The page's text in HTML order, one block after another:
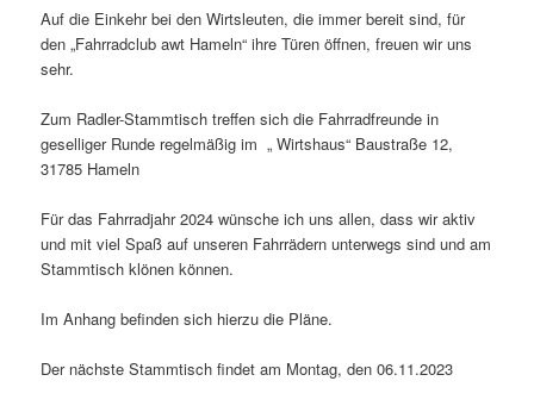
Auf die Einkehr bei den Wirtsleuten, die immer bereit sind, für
den „Fahrradclub awt Hameln“ ihre Türen öffnen, freuen wir uns
sehr.
Zum Radler-Stammtisch treffen sich die Fahrradfreunde in
geselliger Runde regelmäßig im „ Wirtshaus“ Baustraße 12,
31785 Hameln
Für das Fahrradjahr 2024 wünsche ich uns allen, dass wir aktiv
und mit viel Spaß auf unseren Fahrrädern unterwegs sind und am
Stammtisch klönen können.
Im Anhang befinden sich hierzu die Pläne.
Der nächste Stammtisch findet am Montag, den 06.11.2023